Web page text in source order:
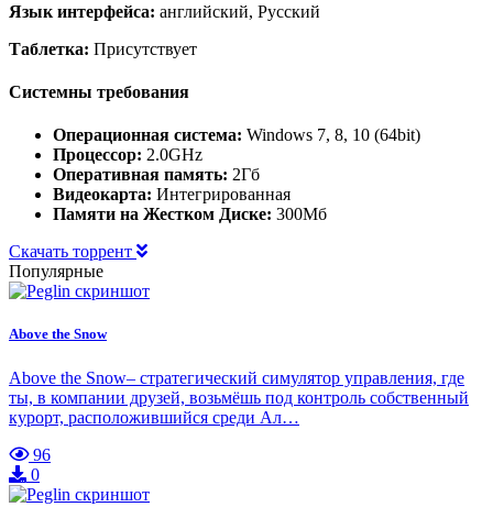
Язык интерфейса: английский, Русский
Таблетка: Присутствует
Системны требования
Операционная система: Windows 7, 8, 10 (64bit)
Процессор: 2.0GHz
Оперативная память: 2Гб
Видеокарта: Интегрированная
Памяти на Жестком Диске: 300Мб
Скачать торрент
Популярные
Above the Snow
Above the Snow– стратегический симулятор управления, где
ты, в компании друзей, возьмёшь под контроль собственный
курорт, расположившийся среди Ал…
96
0